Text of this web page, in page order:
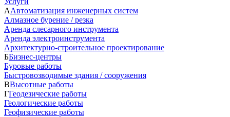
ААвтоматизация инженерных систем
Алмазное бурение / резка
Аренда слесарного инструмента
Аренда электроинструмента
Архитектурно-строительное проектирование
ББизнес-центры
Буровые работы
Быстровозводимые здания / сооружения
ВВысотные работы
ГГеодезические работы
Геологические работы
Геофизические работы